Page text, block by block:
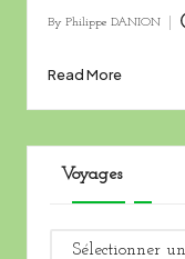
Posted
By Philippe DANION
Read More
Voyages
Voyages